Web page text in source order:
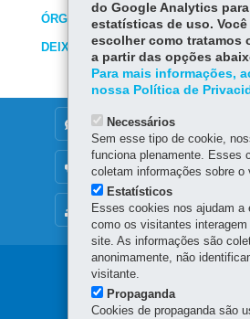
ÓRGÃO RESPONSÁVEL
DEIXE SUA OPINIÃO
MAPA DO SITE
DENUNCIE CORRUPÇÃO
OUVIDORIA
Navegação
principal
do Google Analytics
estatísticas de uso.
escolher como tratamos
a partir das opções
Para mais informações,
nossa Política de
Necessários
Sem esse tipo de cookie,
funciona plenamente. Esses
coletam informações sobre o
Estatísticos
Esses cookies nos ajudam a
como os visitantes
site. As informações são
anonimamente, não
visitante.
Propaganda
Cookies de propaganda são